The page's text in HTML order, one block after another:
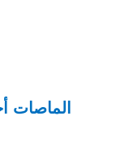
الماصات